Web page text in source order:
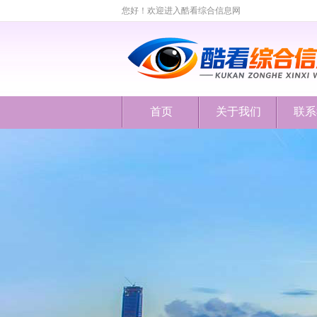
您好！欢迎进入酷看综合信息网
首页 关于我们 联